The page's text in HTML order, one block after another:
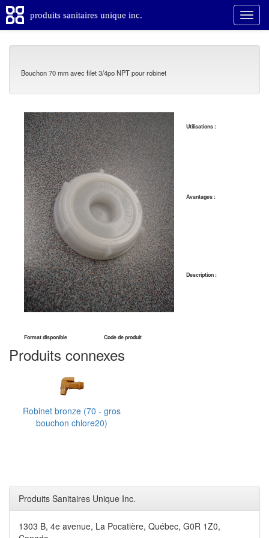
produits sanitaires unique inc.
Bouchon 70 mm avec filet 3/4po NPT pour robinet
Format disponible Code de produit
Utilisations :
Avantages :
Description :
Produits connexes
Robinet bronze (70 - gros
bouchon chlore20)
Produits Sanitaires Unique Inc.
1303 B, 4e avenue, La Pocatière, Québec, G0R 1Z0,